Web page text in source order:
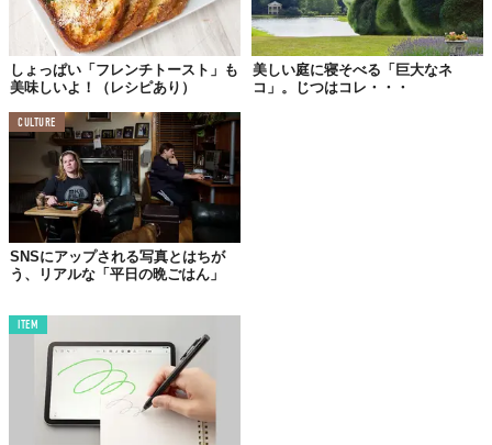
ふっくら重ねたパンケーキの上から、たっぷりかけたメープルシ
しょっぱい「フレンチトースト」も
美味しいよ！（レシピあり）
美しい庭に寝そべる「巨大なネ
コ」。じつはコレ・・・
CULTURE
SNSにアップされる写真とはちが
う、リアルな「平日の晩ごはん」
ITEM